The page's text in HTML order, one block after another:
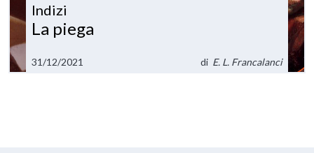
Indizi
La piega
31/12/2021 di E. L. Francalanci